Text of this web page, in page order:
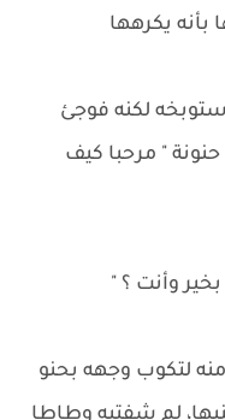
بأنه يكرهها
ستوبخه لكنه فوجئ
" مرحبا كيف
وأنت ؟ "
لتكوب وجهه بحنو
لم شفتيه وطاطا